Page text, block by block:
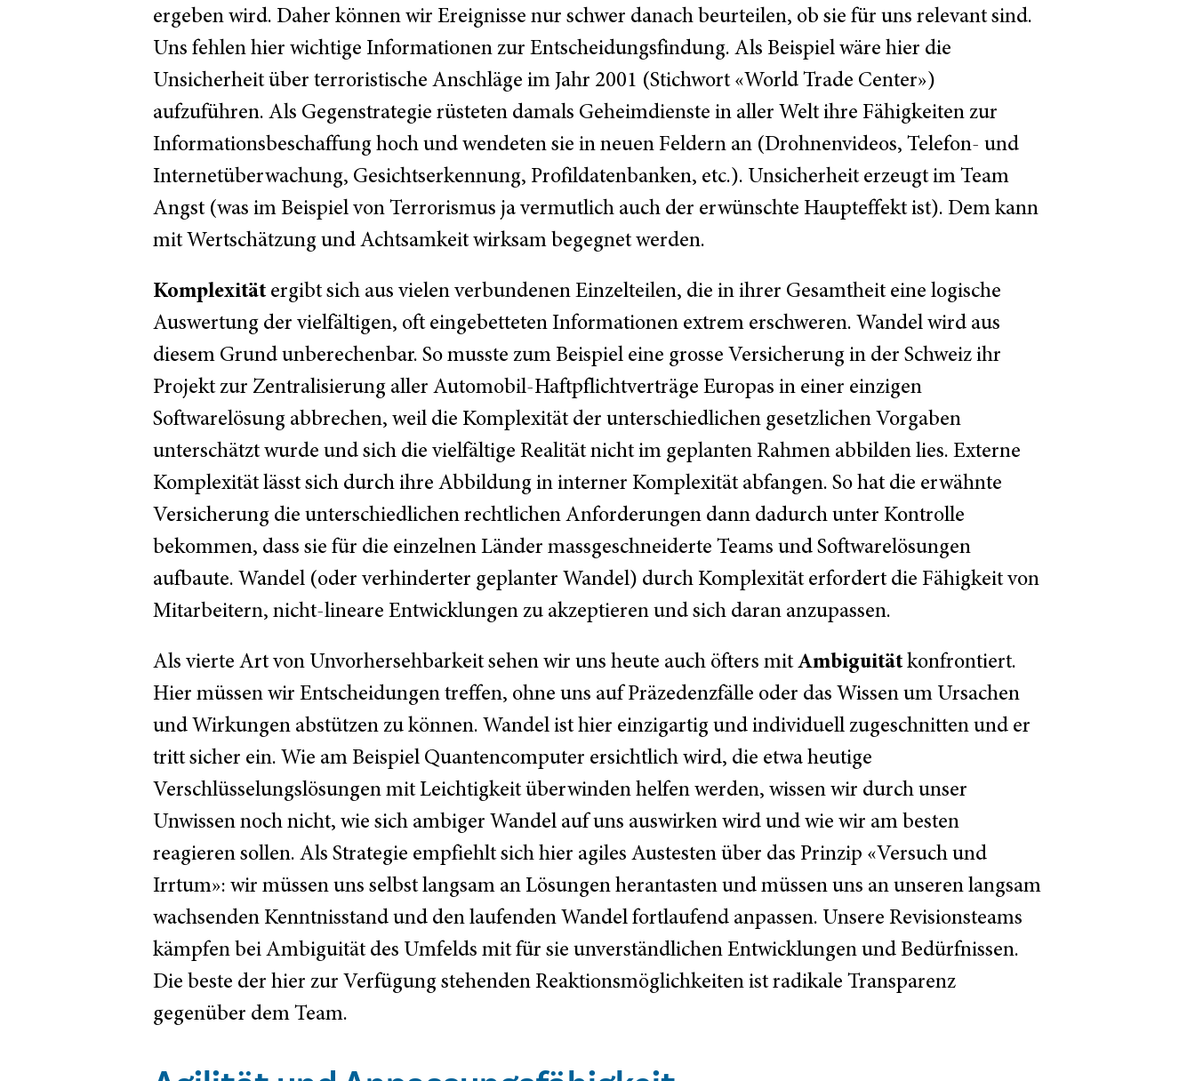
ergeben wird. Daher können wir Ereignisse nur schwer danach beurteilen, ob sie für uns relevant sind.
Uns fehlen hier wichtige Informationen zur Entscheidungsfindung. Als Beispiel wäre hier die
Unsicherheit über terroristische Anschläge im Jahr 2001 (Stichwort «World Trade Center»)
aufzuführen. Als Gegenstrategie rüsteten damals Geheimdienste in aller Welt ihre Fähigkeiten zur
Informationsbeschaffung hoch und wendeten sie in neuen Feldern an (Drohnenvideos, Telefon- und
Internetüberwachung, Gesichtserkennung, Profildatenbanken, etc.). Unsicherheit erzeugt im Team
Angst (was im Beispiel von Terrorismus ja vermutlich auch der erwünschte Haupteffekt ist). Dem kann
mit Wertschätzung und Achtsamkeit wirksam begegnet werden.
Komplexitätergibt sich aus vielen verbundenen Einzelteilen, die in ihrer Gesamtheit eine logische
Auswertung der vielfältigen, oft eingebetteten Informationen extrem erschweren. Wandel wird aus
diesem Grund unberechenbar. So musste zum Beispiel eine grosse Versicherung in der Schweiz ihr
Projekt zur Zentralisierung aller Automobil-Haftpflichtverträge Europas in einer einzigen
Softwarelösung abbrechen, weil die Komplexität der unterschiedlichen gesetzlichen Vorgaben
unterschätzt wurde und sich die vielfältige Realität nicht im geplanten Rahmen abbilden lies. Externe
Komplexität lässt sich durch ihre Abbildung in interner Komplexität abfangen. So hat die erwähnte
Versicherung die unterschiedlichen rechtlichen Anforderungen dann dadurch unter Kontrolle
bekommen, dass sie für die einzelnen Länder massgeschneiderte Teams und Softwarelösungen
aufbaute. Wandel (oder verhinderter geplanter Wandel) durch Komplexität erfordert die Fähigkeit von
Mitarbeitern, nicht-lineare Entwicklungen zu akzeptieren und sich daran anzupassen.
Als vierte Art von Unvorhersehbarkeit sehen wir uns heute auch öfters mitAmbiguitätkonfrontiert.
Hier müssen wir Entscheidungen treffen, ohne uns auf Präzedenzfälle oder das Wissen um Ursachen
und Wirkungen abstützen zu können. Wandel ist hier einzigartig und individuell zugeschnitten und er
tritt sicher ein. Wie am Beispiel Quantencomputer ersichtlich wird, die etwa heutige
Verschlüsselungslösungen mit Leichtigkeit überwinden helfen werden, wissen wir durch unser
Unwissen noch nicht, wie sich ambiger Wandel auf uns auswirken wird und wie wir am besten
reagieren sollen. Als Strategie empfiehlt sich hier agiles Austesten über das Prinzip «Versuch und
Irrtum»: wir müssen uns selbst langsam an Lösungen herantasten und müssen uns an unseren langsam
wachsenden Kenntnisstand und den laufenden Wandel fortlaufend anpassen. Unsere Revisionsteams
kämpfen bei Ambiguität des Umfelds mit für sie unverständlichen Entwicklungen und Bedürfnissen.
Die beste der hier zur Verfügung stehenden Reaktionsmöglichkeiten ist radikale Transparenz
gegenüber dem Team.